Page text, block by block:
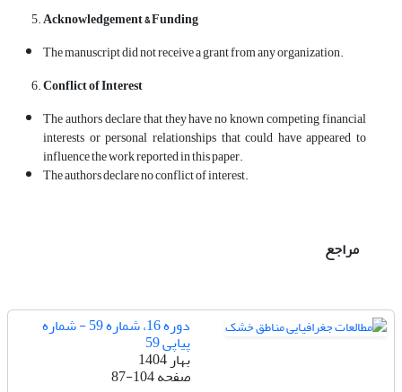
Acknowledgement & Funding
The manuscript did not receive a grant from any organization.
Conflict of Interest
The authors declare that they have no known competing financial
interests or personal relationships that could have appeared to
influence the work reported in this paper.
The authors declare no conflict of interest.
مراجع
دوره 16، شماره 59 - شماره
پیاپی 59
بهار 1404
صفحه87-104